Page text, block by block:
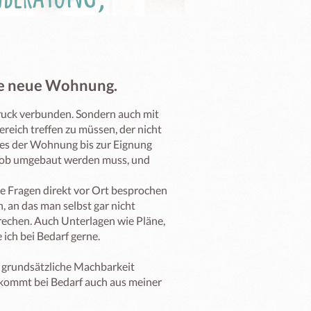
neue Wohnung.
verbunden. Sondern auch mit
treffen zu müssen, der nicht
der Wohnung bis zur Eignung
umgebaut werden muss, und
Fragen direkt vor Ort besprochen
an das man selbst gar nicht
Auch Unterlagen wie Pläne,
bei Bedarf gerne.
Machbarkeit
bei Bedarf auch aus meiner